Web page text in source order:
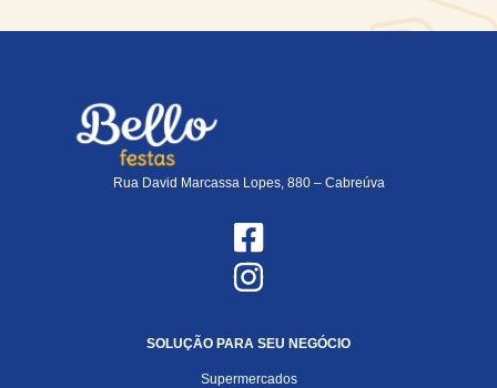
Rua David Marcassa Lopes, 880 – Cabreúva
SOLUÇÃO PARA SEU NEGÓCIO
Supermercados